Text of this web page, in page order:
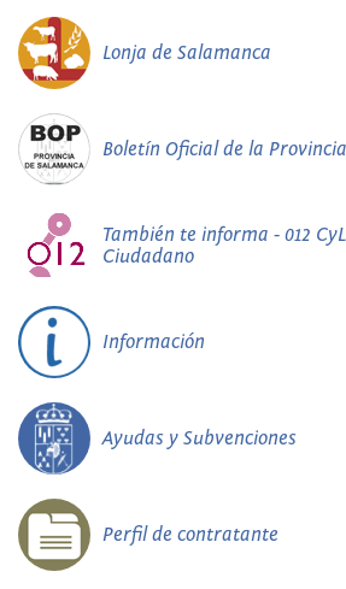
Lonja de Salamanca
Boletín Oficial de la Provincia
También te informa - 012
Ciudadano
Información
Ayudas y Subvenciones
Perfil de contratante